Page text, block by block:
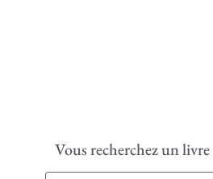
Vous recherchez un